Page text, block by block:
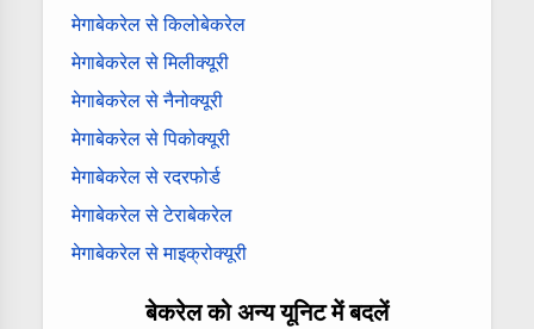
मेगाबेकरेल से किलोबेकरेल
मेगाबेकरेल से मिलीक्यूरी
मेगाबेकरेल से नैनोक्यूरी
मेगाबेकरेल से पिकोक्यूरी
मेगाबेकरेल से रदरफोर्ड
मेगाबेकरेल से टेराबेकरेल
मेगाबेकरेल से माइक्रोक्यूरी
बेकरेल को अन्य यूनिट में बदलें